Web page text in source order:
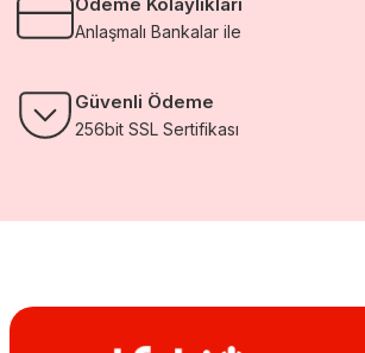
Anlaşmalı Bankalar ile
Güvenli Ödeme
256bit SSL Sertifikası